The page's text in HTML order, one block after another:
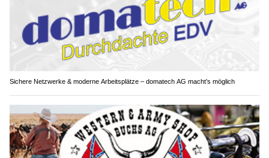
Sichere Netzwerke & moderne Arbeitsplätze – domatech AG macht’s möglich